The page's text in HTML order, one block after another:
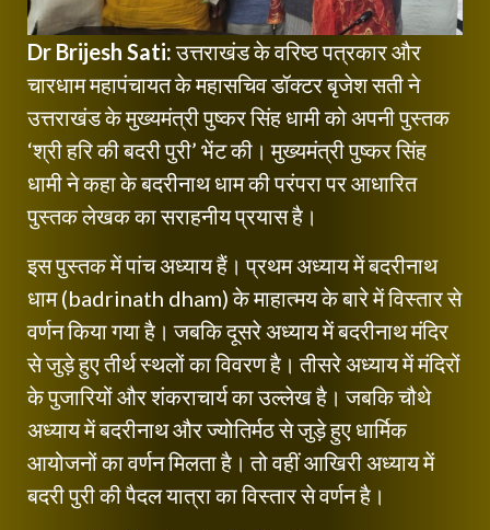
Dr Brijesh Sati:उत्तराखंड के वरिष्ठ पत्रकार और
चारधाम महापंचायत के महासचिव डॉक्टर बृजेश सती ने
उत्तराखंड के मुख्यमंत्री पुष्कर सिंह धामी को अपनी पुस्तक
‘श्री हरि की बदरी पुरी’ भेंट की। मुख्यमंत्री पुष्कर सिंह
धामी ने कहा के बदरीनाथ धाम की परंपरा पर आधारित
पुस्तक लेखक का सराहनीय प्रयास है।
इस पुस्तक में पांच अध्याय हैं। प्रथम अध्याय में बदरीनाथ
धाम (badrinath dham) के माहात्मय के बारे में विस्तार से
वर्णन किया गया है। जबकि दूसरे अध्याय में बदरीनाथ मंदिर
से जुड़े हुए तीर्थ स्थलों का विवरण है। तीसरे अध्याय में मंदिरों
के पुजारियों और शंकराचार्य का उल्लेख है। जबकि चौथे
अध्याय में बदरीनाथ और ज्योतिर्मठ से जुड़े हुए धार्मिक
आयोजनों का वर्णन मिलता है। तो वहीं आखिरी अध्याय में
बदरी पुरी की पैदल यात्रा का विस्तार से वर्णन है।